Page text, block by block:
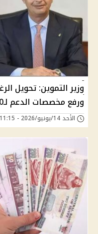
ورفع مخصصات الدعم لـ180 مليارًا
الأحد 14/يونيو/2026 - 11:15 م